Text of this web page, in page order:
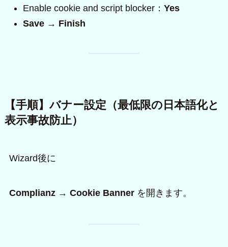
Enable cookie and script blocker： Yes
Save → Finish
【手順】バナー設定（最低限の日本語化と
表示事故防止）
Wizard後に
Complianz → Cookie Bannerを開きます。